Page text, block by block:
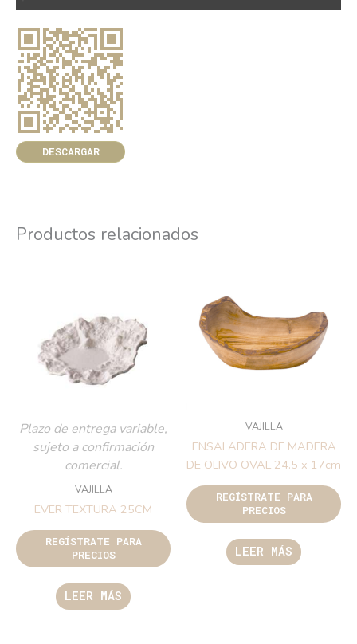
DESCARGAR
Productos relacionados
Plazo de entrega variable,
sujeto a confirmación
comercial.
VAJILLA
EVER TEXTURA 25CM
REGÍSTRATE PARA
PRECIOS
LEER MÁS
VAJILLA
ENSALADERA DE MADERA
DE OLIVO OVAL 24.5 x 17cm
REGÍSTRATE PARA
PRECIOS
LEER MÁS